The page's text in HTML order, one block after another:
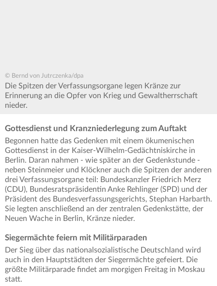
© Bernd von Jutrczenka/dpa
Die Spitzen der Verfassungsorgane legen Kränze zur
Erinnerung an die Opfer von Krieg und Gewaltherrschaft
nieder.
Gottesdienst und Kranzniederlegung zum Auftakt
Begonnen hatte das Gedenken mit einem ökumenischen
Gottesdienst in der Kaiser-Wilhelm-Gedächtniskirche in
Berlin. Daran nahmen - wie später an der Gedenkstunde -
neben Steinmeier und Klöckner auch die Spitzen der anderen
drei Verfassungsorgane teil: Bundeskanzler Friedrich Merz
(CDU), Bundesratspräsidentin Anke Rehlinger (SPD) und der
Präsident des Bundesverfassungsgerichts, Stephan Harbarth.
Sie legten anschließend an der zentralen Gedenkstätte, der
Neuen Wache in Berlin, Kränze nieder.
Siegermächte feiern mit Militärparaden
Der Sieg über das nationalsozialistische Deutschland wird
auch in den Hauptstädten der Siegermächte gefeiert. Die
größte Militärparade findet am morgigen Freitag in Moskau
statt.